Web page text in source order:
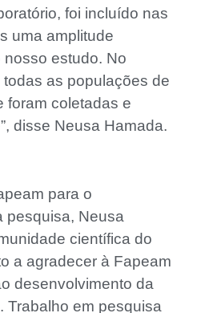
foi incluído nas
uma amplitude
estudo. No
as populações de
foram coletadas e
disse Neusa Hamada.
para o
pesquisa, Neusa
científica do
a agradecer à Fapeam
desenvolvimento da
Trabalho em pesquisa